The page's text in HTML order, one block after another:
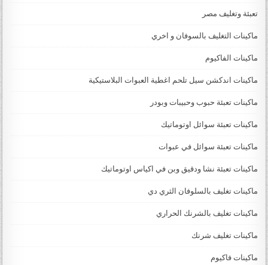
تعبئة وتغليف مصر
ماكينات التغليف بالسوفان و اخري
ماكينات الفاكيوم
ماكينات اندكشن سيل تلحم اغطية العبوات البلاستيكية
ماكينات تعبئة حبوب وحبيبات وبودر
ماكينات تعبئة سوائل اوتوماتيك
ماكينات تعبئة سوائل في عبوات
ماكينات تعبئة نشا ودقيق وبن في اكياس اوتوماتيك
ماكينات تغليف بالسلوفان الثري دي
ماكينات تغليف بالشرنك الحراري
ماكينات تغليف شرنك
ماكينات فاكيوم